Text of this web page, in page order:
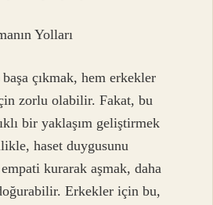
Yolları
çıkmak, hem erkekler
zorlu olabilir. Fakat, bu
bir yaklaşım geliştirmek
haset duygusunu
kurarak aşmak, daha
Erkekler için bu,